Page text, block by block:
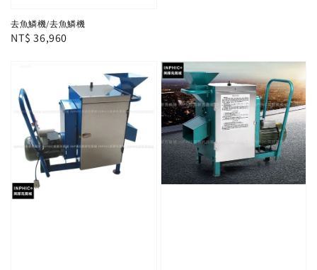
去魚鱗機/去魚鱗機
Regular
NT$ 36,960